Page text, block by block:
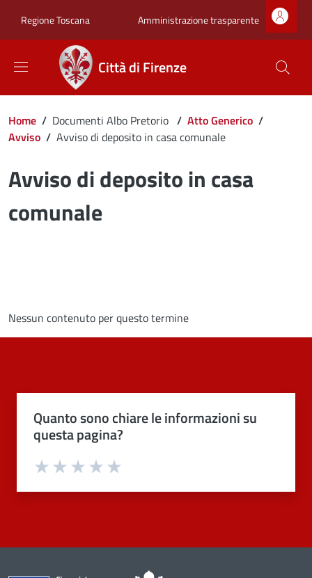
Regione Toscana Zona superiore
Amministrazione trasparente
Città di Firenze
Briciole di pane
Home / Documenti Albo Pretorio / Atto Generico /
Avviso / Avviso di deposito in casa comunale
Avviso di deposito in casa
comunale
Nessun contenuto per questo termine
Quanto sono chiare le informazioni su
questa pagina?
Valuta 4 stelle su 5
Valuta 3 stelle su 5
Valuta 2 stelle su 5
Valuta 1 stelle su 5